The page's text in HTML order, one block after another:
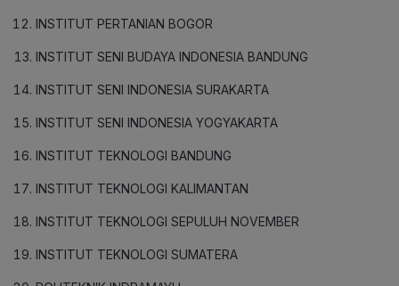
INSTITUT PERTANIAN BOGOR
INSTITUT SENI BUDAYA INDONESIA BANDUNG
INSTITUT SENI INDONESIA SURAKARTA
INSTITUT SENI INDONESIA YOGYAKARTA
INSTITUT TEKNOLOGI BANDUNG
INSTITUT TEKNOLOGI KALIMANTAN
INSTITUT TEKNOLOGI SEPULUH NOVEMBER
INSTITUT TEKNOLOGI SUMATERA